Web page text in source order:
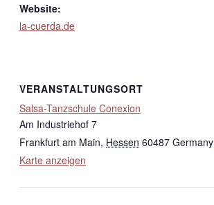
Website:
la-cuerda.de
VERANSTALTUNGSORT
Salsa-Tanzschule Conexion
Am Industriehof 7
Frankfurt am Main, Hessen 60487 Germany
Karte anzeigen